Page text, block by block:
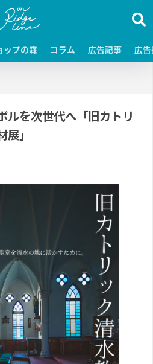
ップの森 コラム 広告記事 広
ルを次世代へ「旧カトリ
」